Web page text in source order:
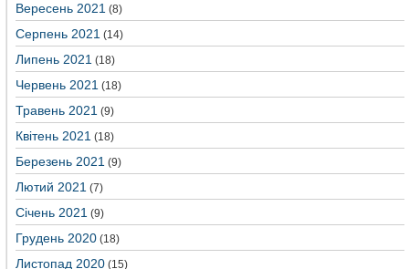
Вересень 2021 (8)
Серпень 2021 (14)
Липень 2021 (18)
Червень 2021 (18)
Травень 2021 (9)
Квітень 2021 (18)
Березень 2021 (9)
Лютий 2021 (7)
Січень 2021 (9)
Грудень 2020 (18)
Листопад 2020 (15)